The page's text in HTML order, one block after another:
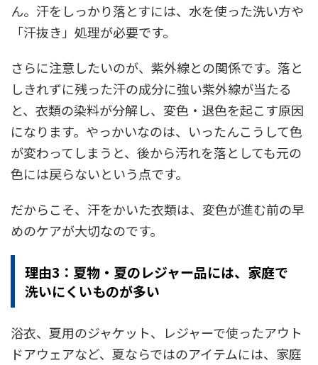
ん。汗をしっかり落とすには、水を使った洗い方や
「汗抜き」処理が必要です。
さらに注意したいのが、紫外線との関係です。落と
しきれずに残った汗の成分に強い紫外線が当たる
と、衣類の染料が分解し、変色・退色を起こす原因
になります。やっかいなのは、いったんこうして色
が変わってしまうと、後から汚れを落としても元の
色には戻らないという点です。
だからこそ、汗をかいた衣類は、変色が進む前の早
めのケアが大切なのです。
理由3：夏物・夏のレジャー品には、家庭で
洗いにくいものが多い
浴衣、夏用のジャケット、レジャーで使ったアウト
ドアウェアなど、夏ならではのアイテムには、家庭